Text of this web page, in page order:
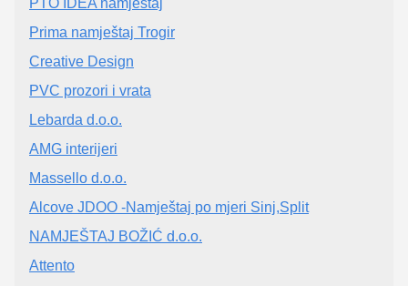
PTO IDEA namještaj
Prima namještaj Trogir
Creative Design
PVC prozori i vrata
Lebarda d.o.o.
AMG interijeri
Massello d.o.o.
Alcove JDOO -Namještaj po mjeri Sinj,Split
NAMJEŠTAJ BOŽIĆ d.o.o.
Attento